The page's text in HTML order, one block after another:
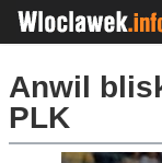
Anwil
PLK